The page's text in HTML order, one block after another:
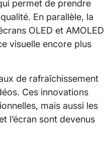
permet de prendre
En parallèle, la
OLED et AMOLED
visuelle encore plus
de rafraîchissement
Ces innovations
mais aussi les
l’écran sont devenus